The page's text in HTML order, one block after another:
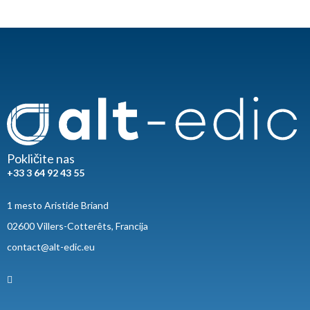
Pokličite nas
+33 3 64 92 43 55
1 mesto Aristide Briand
02600 Villers-Cotterêts, Francija
contact@alt-edic.eu